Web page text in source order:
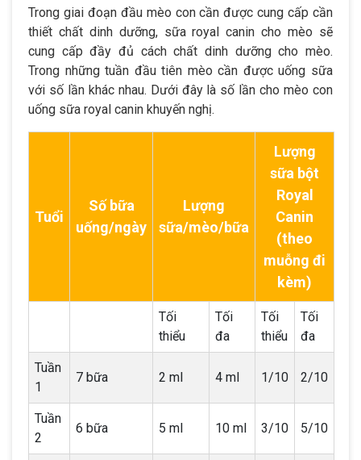
Trong giai đoạn đầu mèo con cần được cung cấp cần
thiết chất dinh dưỡng, sữa royal canin cho mèo sẽ
cung cấp đầy đủ cách chất dinh dưỡng cho mèo.
Trong những tuần đầu tiên mèo cần được uống sữa
với số lần khác nhau. Dưới đây là số lần cho mèo con
uống sữa royal canin khuyến nghị.
Tuổi
Số bữa
uống/ngày
Lượng
sữa/mèo/bữa
Lượng
sữa bột
Royal
Canin
(theo
muỗng đi
kèm)
Tối
thiểu
Tối
đa
Tối
thiểu
Tối
đa
Tuần
1
7 bữa 2 ml 4 ml 1/10 2/10
Tuần
2
6 bữa 5 ml 10 ml 3/10 5/10